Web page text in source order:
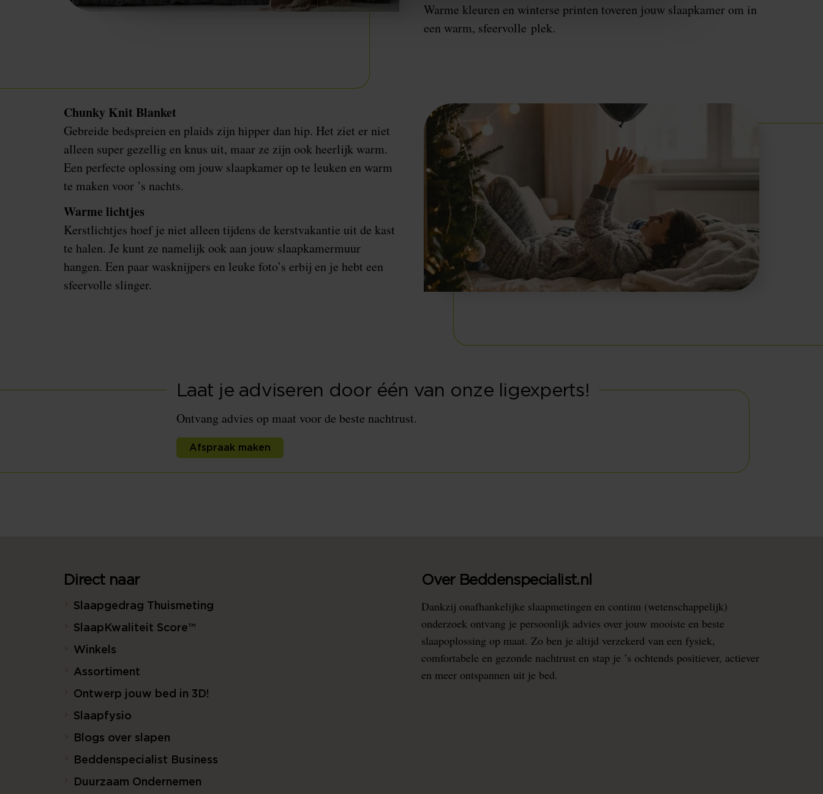
Warme kleuren en winterse printen toveren jouw slaapkamer om in
een warm, sfeervolle plek.
Chunky Knit Blanket
Gebreide bedspreien en plaids zijn hipper dan hip. Het ziet er niet
alleen super gezellig en knus uit, maar ze zijn ook heerlijk warm.
Een perfecte oplossing om jouw slaapkamer op te leuken en warm
te maken voor ’s nachts.
Warme lichtjes
Kerstlichtjes hoef je niet alleen tijdens de kerstvakantie uit de kast
te halen. Je kunt ze namelijk ook aan jouw slaapkamermuur
hangen. Een paar wasknijpers en leuke foto’s erbij en je hebt een
sfeervolle slinger.
Laat je adviseren door één van onze ligexperts!
Ontvang advies op maat voor de beste nachtrust.
Afspraak maken
Direct naar
Slaapgedrag Thuismeting
SlaapKwaliteit Score™
Winkels
Assortiment
Ontwerp jouw bed in 3D!
Slaapfysio
Blogs over slapen
Beddenspecialist Business
Duurzaam Ondernemen
Over Beddenspecialist.nl
Dankzij onafhankelijke slaapmetingen en continu (wetenschappelijk)
onderzoek ontvang je persoonlijk advies over jouw mooiste en beste
slaapoplossing op maat. Zo ben je altijd verzekerd van een fysiek,
comfortabele en gezonde nachtrust en stap je ’s ochtends positiever, actiever
en meer ontspannen uit je bed.